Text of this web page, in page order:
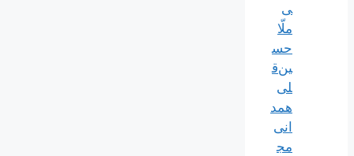
ی
ملّا
حس
ین‌ق
لی
همد
انی
مج